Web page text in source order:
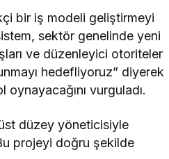
bir iş modeli geliştirmeyi
sektör genelinde yeni
ve düzenleyici otoriteler
hedefliyoruz” diyerek
vurguladı.
düzey yöneticisiyle
projeyi doğru şekilde